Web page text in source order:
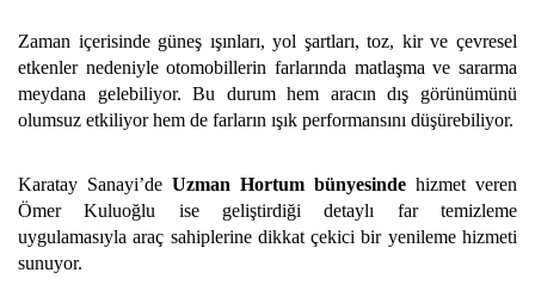
Zaman içerisinde güneş ışınları, yol şartları, toz, kir ve çevresel
etkenler nedeniyle otomobillerin farlarında matlaşma ve sararma
meydana gelebiliyor. Bu durum hem aracın dış görünümünü
olumsuz etkiliyor hem de farların ışık performansını düşürebiliyor.
Karatay Sanayi’de Uzman Hortum bünyesinde hizmet veren
Ömer Kuluoğlu ise geliştirdiği detaylı far temizleme
uygulamasıyla araç sahiplerine dikkat çekici bir yenileme hizmeti
sunuyor.